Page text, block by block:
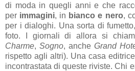
di moda in quegli anni e che
per immagini, in bianco e nero,
per i dialoghi. Una sorta di
foto. I giornali di allora si
Charme, Sogno, anche Grand
rispetto agli altri). Una casa
incontrastata di queste riviste. Chi